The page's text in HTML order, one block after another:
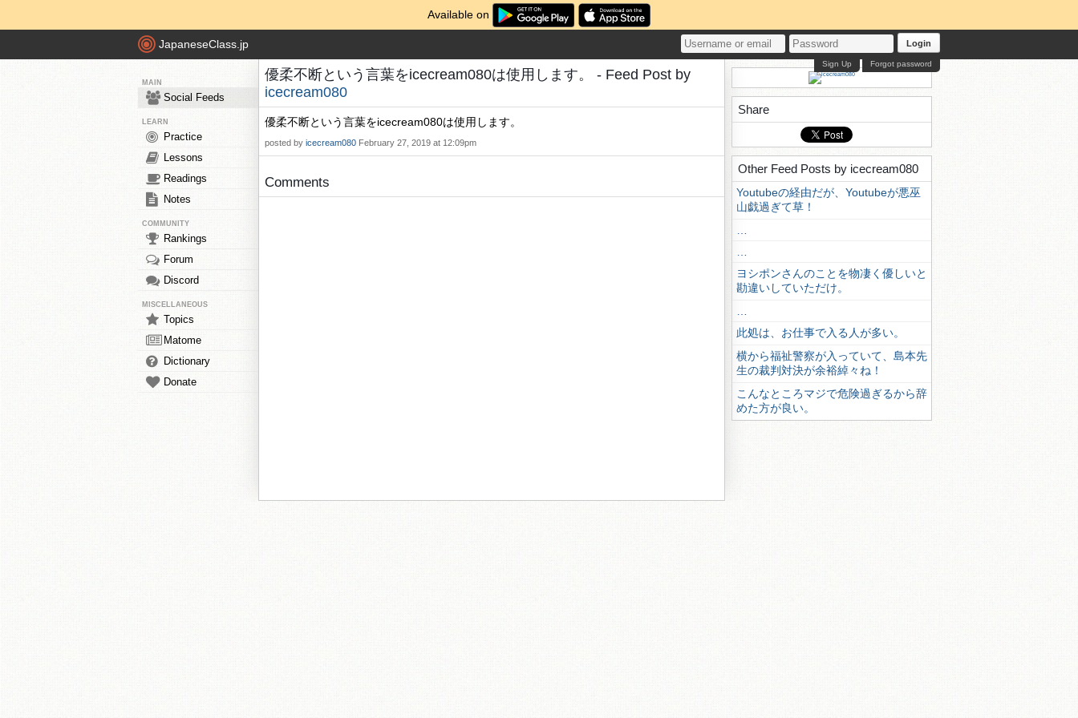
Available on
JapaneseClass.jp Login
Forgot password
Sign Up
MAIN
Social Feeds
LEARN
Practice
Lessons
Readings
Notes
COMMUNITY
Rankings
Forum
Discord
MISCELLANEOUS
Topics
Matome
Dictionary
Donate
優柔不断という言葉をicecream080は使用します。 - Feed Post by
icecream080
優柔不断という言葉をicecream080は使用します。
posted by icecream080 February 27, 2019 at 12:09pm
Comments
Share
Other Feed Posts by icecream080
Youtubeの経由だが、Youtubeが悪巫
山戯過ぎて草！
ヨシポンさんのことを物凄く優しいと
勘違いしていただけ。
此処は、お仕事で入る人が多い。
横から福祉警察が入っていて、島本先
生の裁判対決が余裕綽々ね！
こんなところマジで危険過ぎるから辞
めた方が良い。